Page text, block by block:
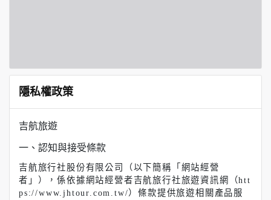
隱私權政策
吉航旅遊
一、認知與接受條款
吉航旅行社股份有限公司（以下簡稱「網站經營
者」），係依據網站經營者吉航旅行社旅遊資訊網（htt
ps://www.jhtour.com.tw/）條款提供旅遊相關產品服